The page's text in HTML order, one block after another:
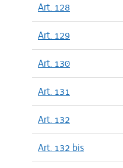
Art. 128
Art. 129
Art. 130
Art. 131
Art. 132
Art. 132 bis